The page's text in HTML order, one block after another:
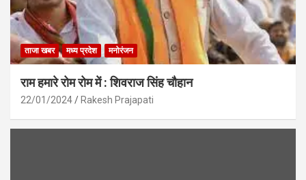
ताजा खबर मध्य प्रदेश मनोरंजन
राम हमारे रोम रोम में : शिवराज सिंह चौहान
22/01/2024 Rakesh Prajapati